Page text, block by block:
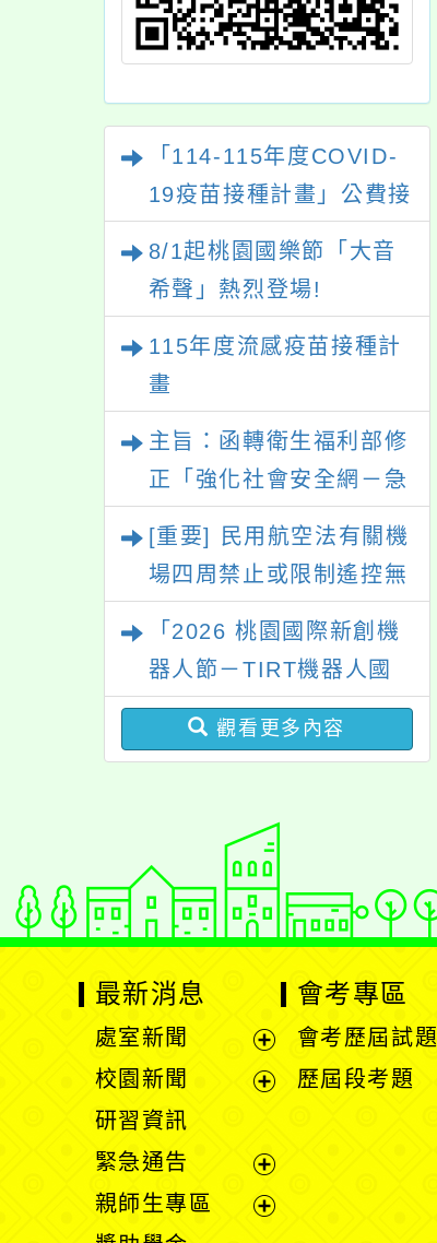
「114-115年度COVID-
19疫苗接種計畫」公費接
日止
8/1起桃園國樂節「大音
希聲」熱烈登場!
115年度流感疫苗接種計
畫
主旨：函轉衛生福利部修
正「強化社會安全網－急
請參考運用，請查照。
[重要] 民用航空法有關機
場四周禁止或限制遙控無
「2026 桃園國際新創機
器人節－TIRT機器人國
際賽」活動資訊
觀看更多內容
少家廳）針對
成年子女未出
知，請查照。
最新消息
處室新聞
展
單
校園新聞
選
單
研習資訊
緊急通告
展
親師生專區
會考專區
會考歷屆試題
歷屆段考題